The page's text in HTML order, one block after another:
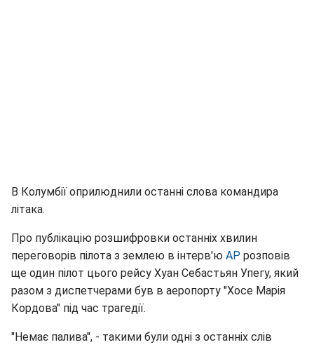
В Колумбії оприлюднили останні слова командира
літака.
Про публікацію розшифровки останніх хвилин
переговорів пілота з землею в інтерв'ю АР розповів
ще один пілот цього рейсу Хуан Себастьян Упегу, який
разом з диспетчерами був в аеропорту "Хосе Марія
Кордова" під час трагедії.
"Немає палива", - такими були одні з останніх слів